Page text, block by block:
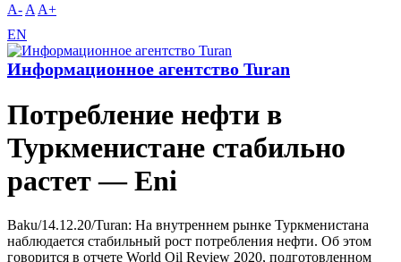
A- A A+
EN
Информационное агентство Turan
Потребление нефти в
Туркменистане стабильно
растет — Eni
Baku/14.12.20/Turan: На внутреннем рынке Туркменистана
наблюдается стабильный рост потребления нефти. Об этом
говорится в отчете World Oil Review 2020, подготовленном